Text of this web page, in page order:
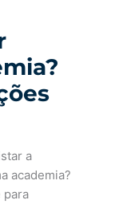
a
academia?
para